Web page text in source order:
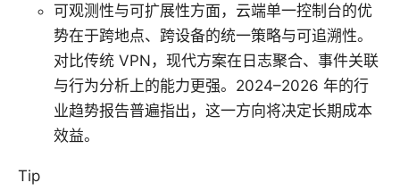
可观测性与可扩展性方面，云端单一控制台的优
势在于跨地点、跨设备的统一策略与可追溯性。
对比传统 VPN，现代方案在日志聚合、事件关联
与行为分析上的能力更强。2024–2026 年的行
业趋势报告普遍指出，这一方向将决定长期成本
效益。
Tip